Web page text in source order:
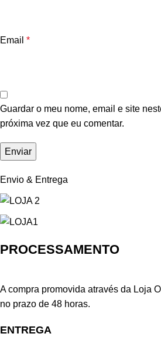
Email *
Guardar o meu nome, email e site
próxima vez que eu comentar.
Envio & Entrega
PROCESSAMENTO
A compra promovida através da Loja
no prazo de 48 horas.
ENTREGA